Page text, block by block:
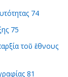
74
75
τοῦ ἔθνους
81